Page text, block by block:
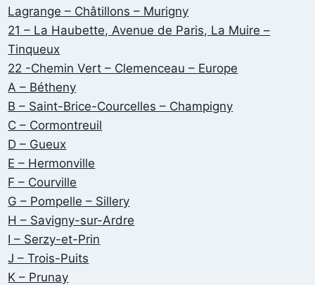
Lagrange – Châtillons – Murigny
21 – La Haubette, Avenue de Paris, La Muire –
Tinqueux
22 -Chemin Vert – Clemenceau – Europe
A – Bétheny
B – Saint-Brice-Courcelles – Champigny
C – Cormontreuil
D – Gueux
E – Hermonville
F – Courville
G – Pompelle – Sillery
H – Savigny-sur-Ardre
I – Serzy-et-Prin
J – Trois-Puits
K – Prunay